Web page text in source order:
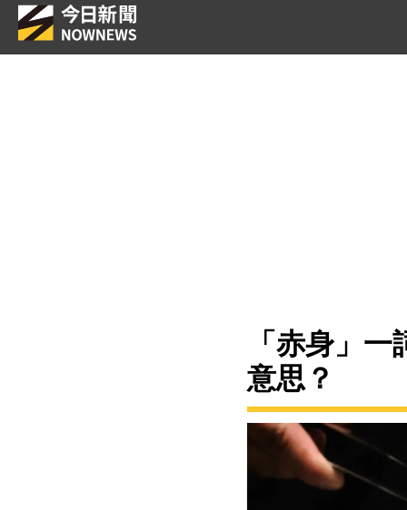
「赤身」
意思？